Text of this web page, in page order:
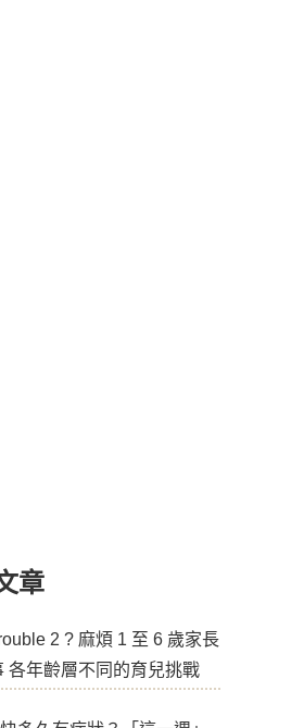
章
2 ? 麻煩 1 至 6 歲家長
各年齡層不同的育兒挑戰